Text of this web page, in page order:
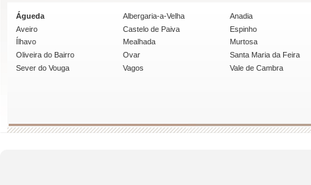
Águeda Albergaria-a-Velha
Anadia
Aveiro
Castelo de Paiva
Espinho
Ílhavo
Mealhada
Murtosa
Oliveira do Bairro
Ovar
Santa Maria da Feira
Sever do Vouga
Vagos Vale de Cambra